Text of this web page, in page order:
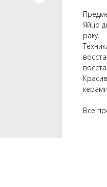
Яйцо
раку.
.
Все